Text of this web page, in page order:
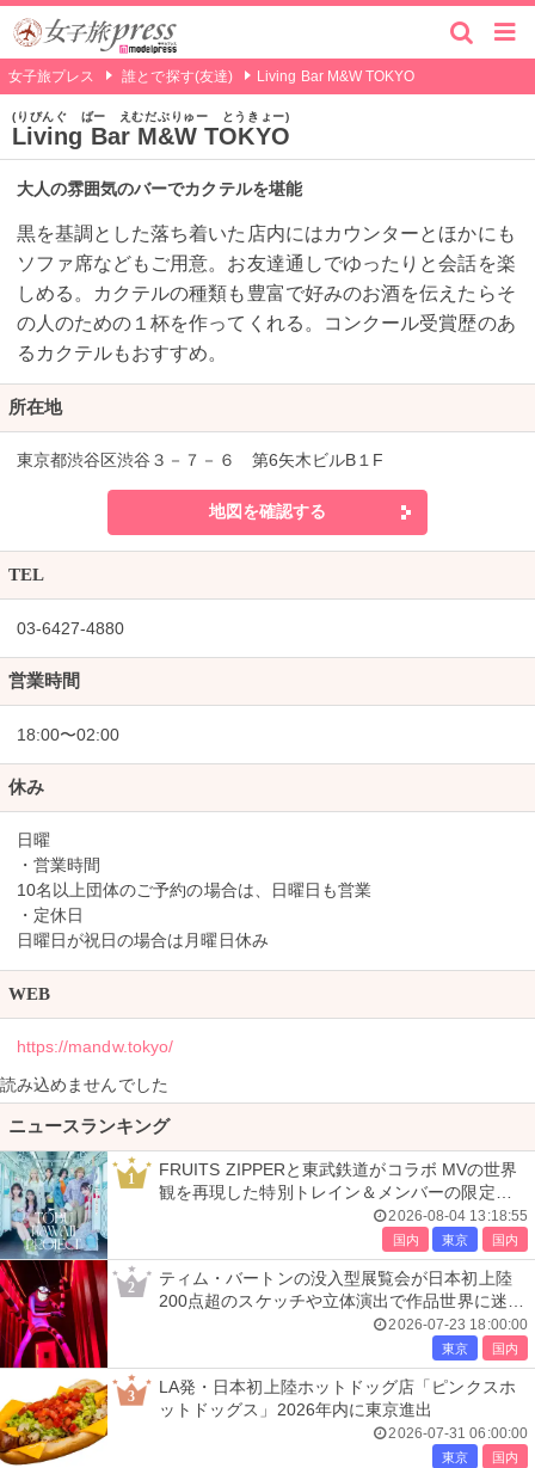
女子旅プレス 誰とで探す(友達) Living Bar M&W TOKYO
Living Bar M&W TOKYO
りびんぐ ばー えむだぶりゅー とうきょー
大人の雰囲気のバーでカクテルを堪能
黒を基調とした落ち着いた店内にはカウンターとほかにも
ソファ席などもご用意。お友達通しでゆったりと会話を楽
しめる。カクテルの種類も豊富で好みのお酒を伝えたらそ
の人のための１杯を作ってくれる。コンクール受賞歴のあ
るカクテルもおすすめ。
所在地
東京都渋谷区渋谷３－７－６ 第6矢木ビルB１F
地図を確認する
TEL
03-6427-4880
営業時間
18:00〜02:00
休み
日曜
・営業時間
10名以上団体のご予約の場合は、日曜日も営業
・定休日
日曜日が祝日の場合は月曜日休み
WEB
https://mandw.tokyo/
読み込めませんでした
ニュースランキング
1
FRUITS ZIPPERと東武鉄道がコラボ MVの世界
観を再現した特別トレイン＆メンバーの限定ア
2026-08-04 13:18:55
国内 東京 国内
2
ティム・バートンの没入型展覧会が日本初上陸
200点超のスケッチや立体演出で作品世界に迷い
2026-07-23 18:00:00
東京 国内
3
LA発・日本初上陸ホットドッグ店「ピンクスホ
ットドッグス」2026年内に東京進出
2026-07-31 06:00:00
東京 国内